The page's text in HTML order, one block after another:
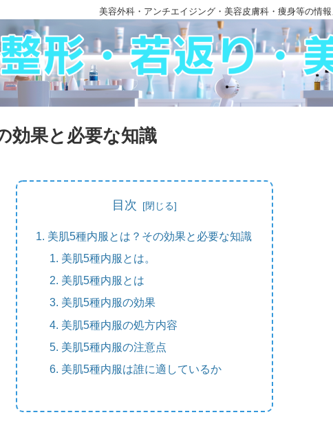
美容外科・アンチエイジング・美容皮膚科・痩身等の情報
効果と必要な知識
目次
美肌5種内服とは？その効果と必要な知識
美肌5種内服とは。
美肌5種内服とは
美肌5種内服の効果
美肌5種内服の処方内容
美肌5種内服の注意点
美肌5種内服は誰に適しているか